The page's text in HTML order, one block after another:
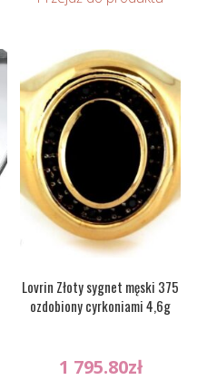
Lovrin Złoty sygnet męski 375
ozdobiony cyrkoniami 4,6g
1 795.80zł